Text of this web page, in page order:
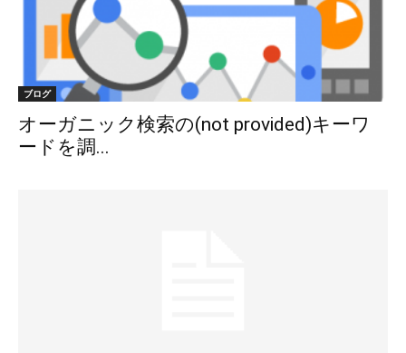
ブログ
オーガニック検索の(not provided)キーワ
ードを調...